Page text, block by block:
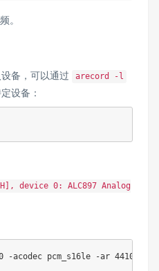
。
备，可以通过 arecord -l
设备：
device 0: ALC897 Analog
pcm_s16le -ar 44100 -